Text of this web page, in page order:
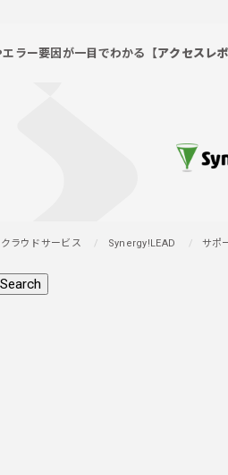
ラー要因が一目でわかる 【アクセスレ
クラウドサービス Synergy!LEAD サポ